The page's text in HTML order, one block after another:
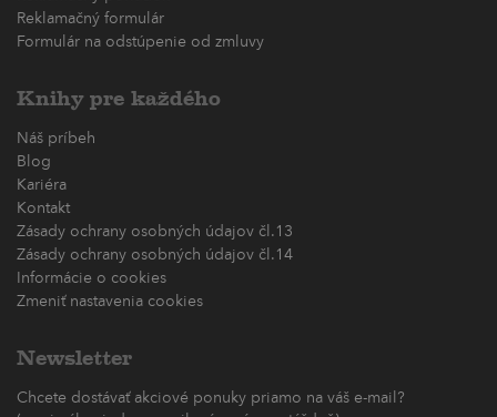
Reklamačný formulár
Formulár na odstúpenie od zmluvy
Knihy pre každého
Náš príbeh
Blog
Kariéra
Kontakt
Zásady ochrany osobných údajov čl.13
Zásady ochrany osobných údajov čl.14
Informácie o cookies
Zmeniť nastavenia cookies
Newsletter
Chcete dostávať akciové ponuky priamo na váš e-mail?